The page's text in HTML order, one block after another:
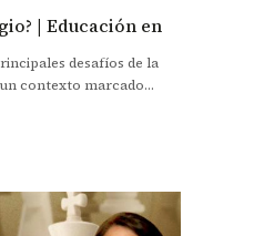
| Educación en
desafíos de la
contexto marcado